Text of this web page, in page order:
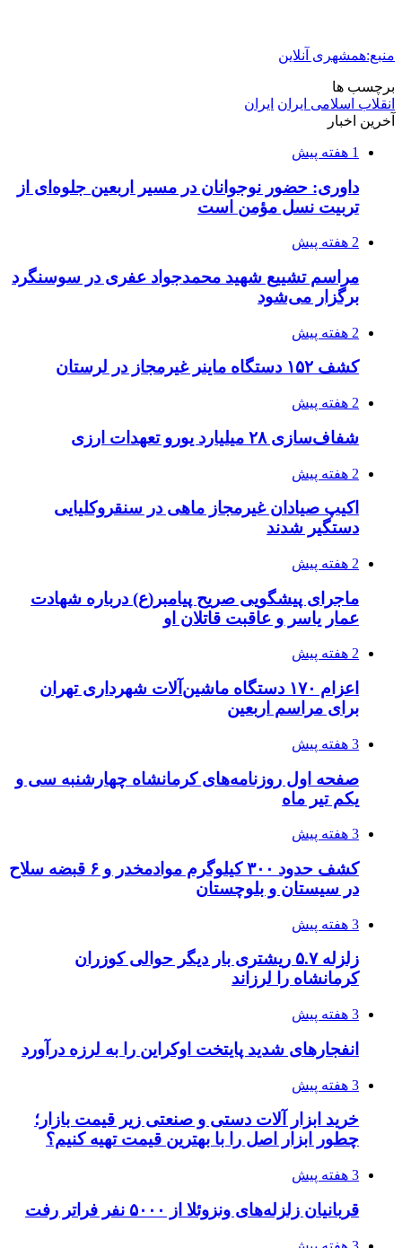
منبع:همشهری آنلاین
برچسب ها
انقلاب اسلامی ایران ایران
آخرین اخبار
1 هفته پیش
داوری: حضور نوجوانان در مسیر اربعین جلوه‌ای از
تربیت نسل مؤمن است
2 هفته پیش
مراسم تشییع شهید محمدجواد عفری در سوسنگرد
برگزار می‌شود
2 هفته پیش
کشف ۱۵۲ دستگاه ماینر غیرمجاز در لرستان
2 هفته پیش
شفاف‌سازی ۲۸ میلیارد یورو تعهدات ارزی
2 هفته پیش
اکیپ صیادان غیرمجاز ماهی در سنقروکلیایی
دستگیر شدند
2 هفته پیش
ماجرای پیشگویی صریح پیامبر(ع) درباره شهادت
عمار یاسر و عاقبت قاتلان او
2 هفته پیش
اعزام ۱۷۰ دستگاه ماشین‌آلات شهرداری تهران
برای مراسم اربعین
3 هفته پیش
صفحه اول روزنامه‌های کرمانشاه چهارشنبه سی و
یکم تیر ماه
3 هفته پیش
کشف حدود ۳۰۰ کیلوگرم موادمخدر و ۶ قبضه سلاح
در سیستان و بلوچستان
3 هفته پیش
زلزله ۵.۷ ریشتری بار دیگر حوالی کوزران
کرمانشاه را لرزاند
3 هفته پیش
انفجارهای شدید پایتخت اوکراین را به لرزه درآورد
3 هفته پیش
خرید ابزار آلات دستی و صنعتی زیر قیمت بازار؛
چطور ابزار اصل را با بهترین قیمت تهیه کنیم؟
3 هفته پیش
قربانیان زلزله‌های ونزوئلا از ۵۰۰۰ نفر فراتر رفت